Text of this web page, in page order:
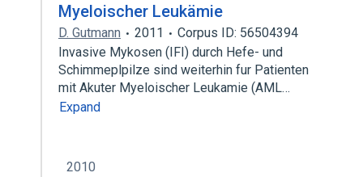
Myeloischer Leukämie
D. Gutmann 2011
Corpus ID: 56504394
Invasive Mykosen (IFI) durch Hefe- und
Schimmeplpilze sind weiterhin fur Patienten
mit Akuter Myeloischer Leukamie (AML…
Expand
2010